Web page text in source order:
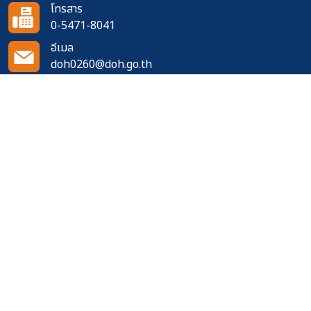
โทรสาร
0-5471-8041
อีเมล
doh0260@doh.go.th